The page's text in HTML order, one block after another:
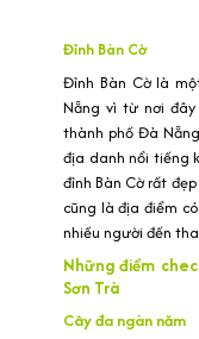
Đỉnh Bàn Cờ
Đỉnh Bàn Cờ là
Nẵng vì từ nơi
thành phố Đà
địa danh nổi tiếng
đỉnh Bàn Cờ rất
cũng là địa điểm
nhiều người đến
Những điểm
Sơn Trà
Cây đa ngàn năm